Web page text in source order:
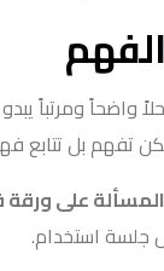
واضحاً ومرتباً
تفهم بل تتابع
على ورقة
جلسة استخدام.